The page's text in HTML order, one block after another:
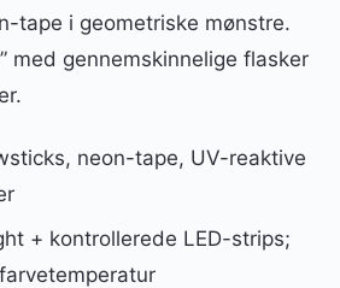
tape i geometriske mønstre.
med gennemskinnelige flasker
neon-tape, UV-reaktive
+ kontrollerede LED-strips;